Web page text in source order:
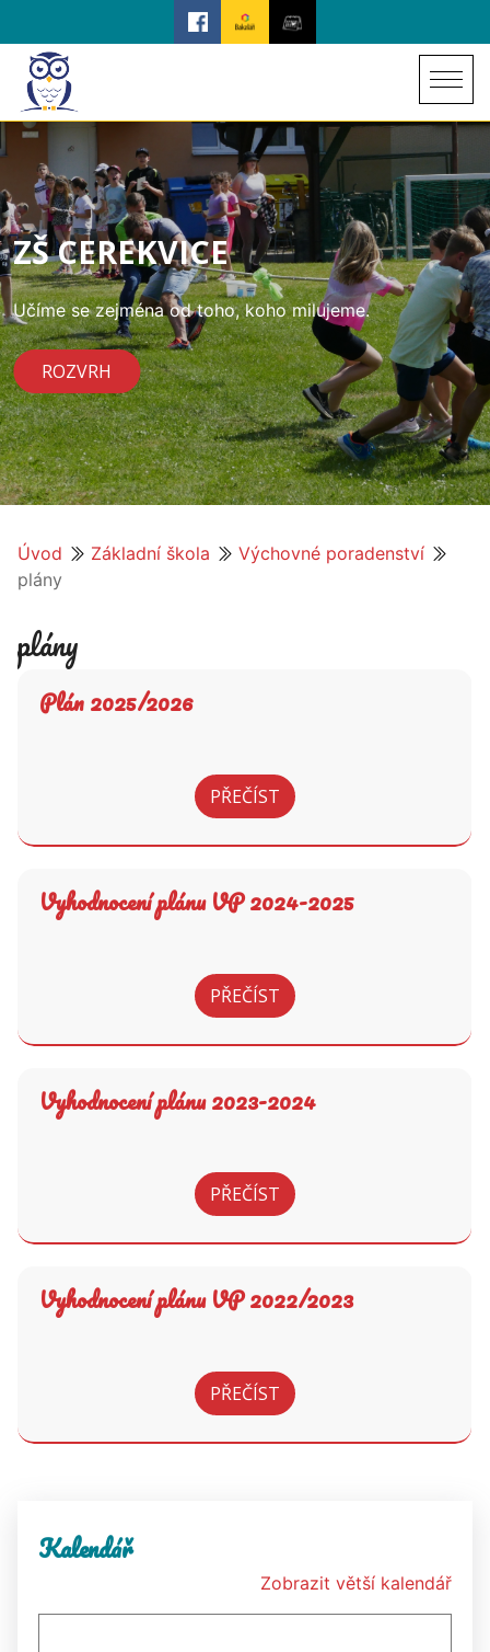
ZŠ CEREKVICE
Učíme se zejména od toho, koho milujeme.
ROZVRH
Úvod Základní škola
Výchovné poradenství
plány
plány
Plán 2025/2026
PŘEČÍST
Vyhodnocení plánu VP 2024-2025
PŘEČÍST
Vyhodnocení plánu 2023-2024
PŘEČÍST
Vyhodnocení plánu VP 2022/2023
PŘEČÍST
Kalendář
Zobrazit větší kalendář